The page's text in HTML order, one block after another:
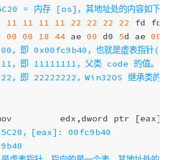
11 11 11 11 22 22 22 22 fd fd
00 00 18 44 ae 00 d0 5d ae 00
edx ,dword ptr [eax]